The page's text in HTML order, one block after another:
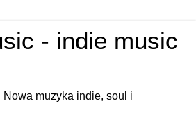
- indie music
Nowa muzyka indie, soul i